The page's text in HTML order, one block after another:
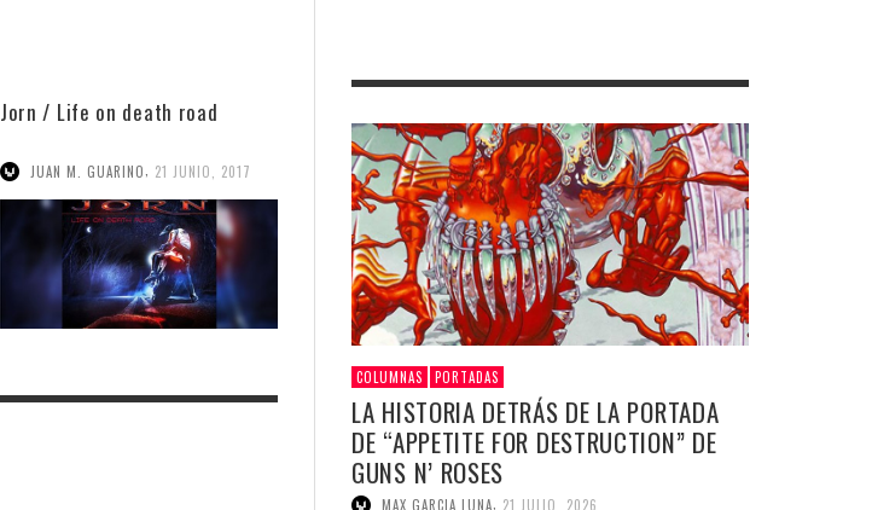
Jorn / Life on death road
JUAN M. GUARINO 21 JUNIO, 2017
COLUMNAS PORTADAS
LA HISTORIA DETRÁS DE LA PORTADA
DE “APPETITE FOR DESTRUCTION” DE
GUNS N’ ROSES
MAX GARCIA LUNA, 21 JULIO, 2026